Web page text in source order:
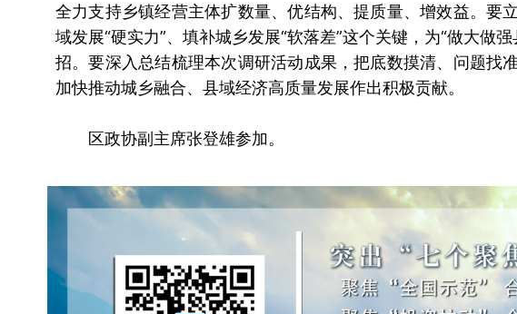
全力支持乡镇经营主体扩数量、优结构、提质量、增效益。要
域发展“硬实力”、填补城乡发展“软落差”这个关键，为“做大做
招。要深入总结梳理本次调研活动成果，把底数摸清、问题找
加快推动城乡融合、县域经济高质量发展作出积极贡献。
区政协副主席张登雄参加。